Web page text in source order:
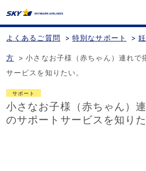
よくあるご質問 > 特別なサポート >
方 > 小さなお子様（赤ちゃん）連れで
サービスを知りたい。
サポート
小さなお子様（赤ちゃん）
のサポートサービスを知りた